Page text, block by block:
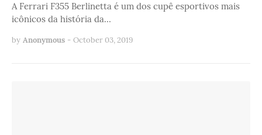
A Ferrari F355 Berlinetta é um dos cupê esportivos mais
icônicos da história da…
by Anonymous - October 03, 2019